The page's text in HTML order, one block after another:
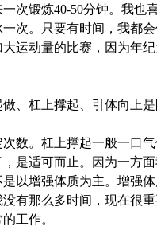
次锻炼40-50分钟。我也
次。只要有时间，我都
运动量的比赛，因为年
杠上撑起、引体向上是
。杠上撑起一般一口气
是适可而止。因为一方
以增强体质为主。增强
有那么多时间，现在很
工作。